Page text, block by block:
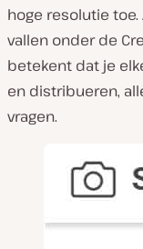
hoge resolutie
vallen onder de
betekent dat je
en distribueren,
vragen.